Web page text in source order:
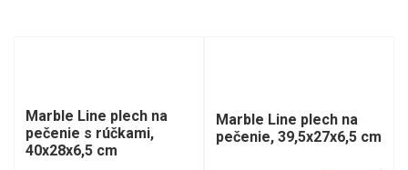
Marble Line plech na
pečenie s rúčkami,
40x28x6,5 cm
Marble Line plech na
pečenie, 39,5x27x6,5 cm